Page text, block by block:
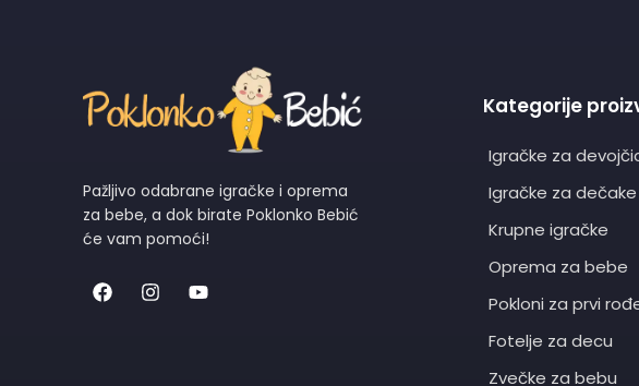
Pažljivo odabrane igračke i oprema
za bebe, a dok birate Poklonko Bebić
će vam pomoći!
Kategorije
Igračke za
Igračke za dečake
Krupne igračke
Oprema za bebe
Pokloni za prvi
Fotelje za decu
Zvečke za bebu